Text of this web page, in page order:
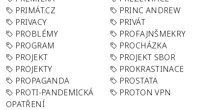
PRIMÁT.CZ
PRINC ANDREW
PRIVACY
PRIVÁT
PROBLÉMY
PROFAJNŠMEKRY
PROGRAM
PROCHÁZKA
PROJEKT
PROJEKT SBOR
PROJEKTY
PROKRASTINACE
PROPAGANDA
PROSTATA
PROTI-PANDEMICKÁ
OPATŘENÍ
PROTON VPN